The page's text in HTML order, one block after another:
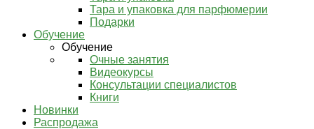
Тара и упаковка для парфюмерии
Подарки
Обучение
Обучение
Очные занятия
Видеокурсы
Консультации специалистов
Книги
Новинки
Распродажа